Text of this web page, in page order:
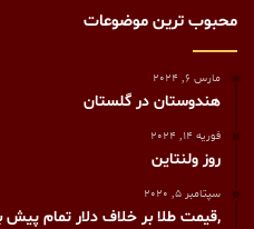
محبوب ترین موضوعات
مارس 6, 2024
هندوستان در گلستان
فوریه 14, 2024
روز ولنتاین
سپتامبر 5, 2020
,قیمت طلا بر خلاف دلار تمام